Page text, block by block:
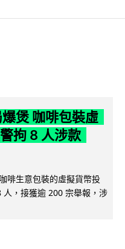
煲 咖啡包裝虛
拘 8 人涉款
啡生意包裝的虛擬貨幣投
，接獲逾 200 宗舉報，涉